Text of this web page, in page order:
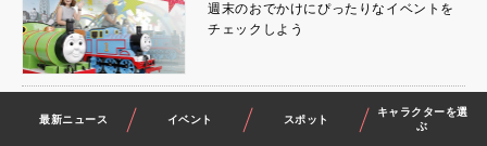
最新ニュース イベント スポット
キャラクターを選
ぶ
週末のおでかけにぴったりなイベントを
チェックしよう
SPOT